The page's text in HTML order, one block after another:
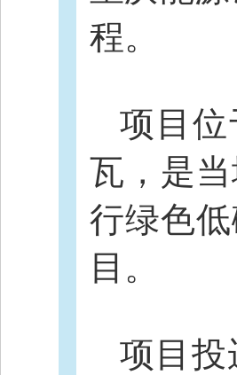
程。
项目
瓦，是
行绿色
目。
项目投